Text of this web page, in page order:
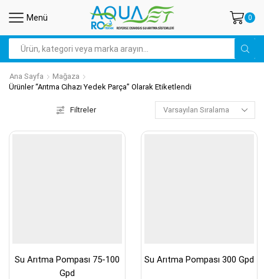
Menü 0
Search
input
Ana Sayfa
Mağaza
Ürünler “arıtma Cihazı Yedek Parça” Olarak Etiketlendi
Filtreler
Su Arıtma Pompası 75-100
Gpd
Su Arıtma Pompası 300 Gpd